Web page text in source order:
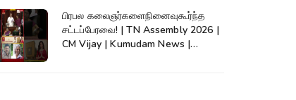
பிரபல கலைஞர்களைநினைவுகூர்ந்த
சட்டப்பேரவை! | TN Assembly 2026 |
CM Vijay | Kumudam News |